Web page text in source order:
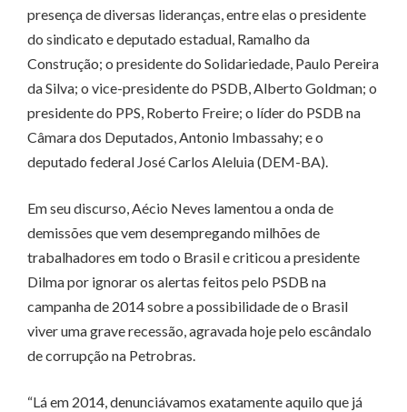
presença de diversas lideranças, entre elas o presidente
do sindicato e deputado estadual, Ramalho da
Construção; o presidente do Solidariedade, Paulo Pereira
da Silva; o vice-presidente do PSDB, Alberto Goldman; o
presidente do PPS, Roberto Freire; o líder do PSDB na
Câmara dos Deputados, Antonio Imbassahy; e o
deputado federal José Carlos Aleluia (DEM-BA).
Em seu discurso, Aécio Neves lamentou a onda de
demissões que vem desempregando milhões de
trabalhadores em todo o Brasil e criticou a presidente
Dilma por ignorar os alertas feitos pelo PSDB na
campanha de 2014 sobre a possibilidade de o Brasil
viver uma grave recessão, agravada hoje pelo escândalo
de corrupção na Petrobras.
“Lá em 2014, denunciávamos exatamente aquilo que já